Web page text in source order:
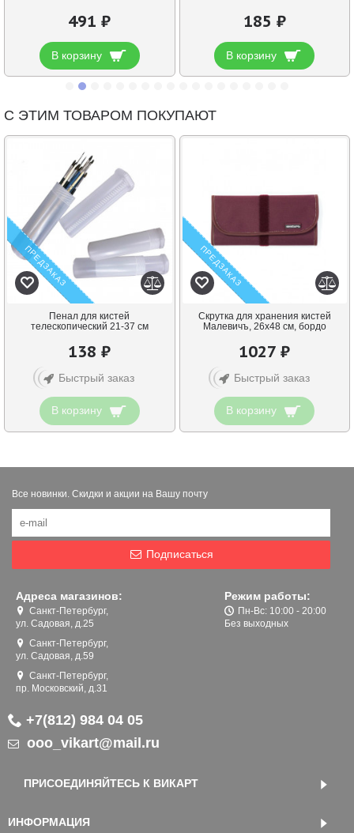
491 ₽
В корзину
185 ₽
В корзину
С ЭТИМ ТОВАРОМ ПОКУПАЮТ
ПРЕДЗАКАЗ
Пенал для кистей
телескопический 21-37 см
138 ₽
Быстрый заказ
В корзину
ПРЕДЗАКАЗ
Скрутка для хранения кистей
Малевичъ, 26х48 см, бордо
1027 ₽
Быстрый заказ
В корзину
Все новинки. Скидки и акции на Вашу почту
Подписаться
Адреса магазинов:
Санкт-Петербург,
ул. Садовая, д.25
Санкт-Петербург,
ул. Садовая, д.59
Санкт-Петербург,
пр. Московский, д.31
Режим работы:
Пн-Вс: 10:00 - 20:00
Без выходных
+7(812) 984 04 05
ooo_vikart@mail.ru
ПРИСОЕДИНЯЙТЕСЬ К ВИКАРТ
ИНФОРМАЦИЯ